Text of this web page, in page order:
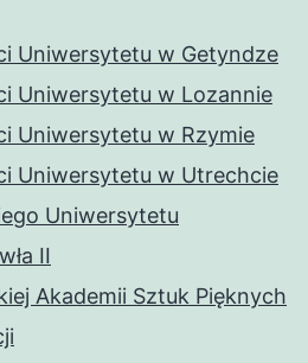
Uniwersytetu w Getyndze
Uniwersytetu w Lozannie
Uniwersytetu w Rzymie
Uniwersytetu w Utrechcie
Uniwersytetu
II
Akademii Sztuk Pięknych